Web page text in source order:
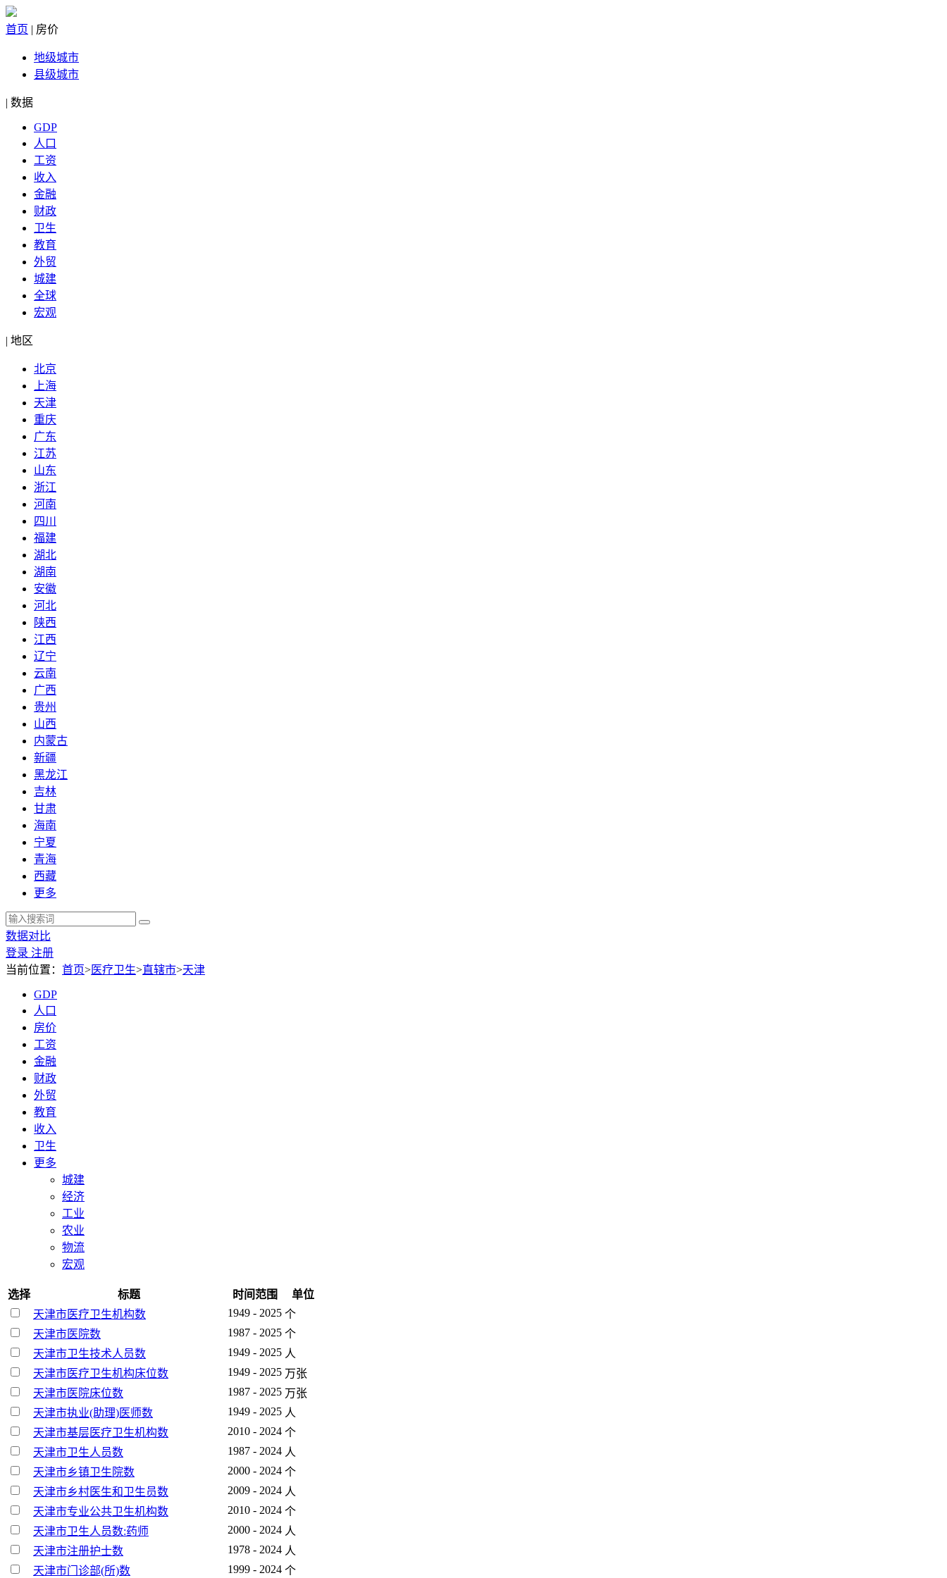
首页 | 房价
地级城市
县级城市
| 数据
GDP
人口
工资
收入
金融
财政
卫生
教育
外贸
城建
全球
宏观
| 地区
北京
上海
天津
重庆
广东
江苏
山东
浙江
河南
四川
福建
湖北
湖南
安徽
河北
陕西
江西
辽宁
云南
广西
贵州
山西
内蒙古
新疆
黑龙江
吉林
甘肃
海南
宁夏
青海
西藏
更多
数据对比
登录 注册
当前位置： 首页>医疗卫生>直辖市>天津
GDP
人口
房价
工资
金融
财政
外贸
教育
收入
卫生
更多
城建
经济
工业
农业
物流
宏观
选择 标题 时间范围
单位
天津市医疗卫生机构数
1949 - 2025 个
天津市医院数
1987 - 2025 个
天津市卫生技术人员数
1949 - 2025 人
天津市医疗卫生机构床位数
1949 - 2025 万张
天津市医院床位数
1987 - 2025 万张
天津市执业(助理)医师数
1949 - 2025 人
天津市基层医疗卫生机构数
2010 - 2024 个
天津市卫生人员数
1987 - 2024 人
天津市乡镇卫生院数
2000 - 2024 个
天津市乡村医生和卫生员数
2009 - 2024 人
天津市专业公共卫生机构数
2010 - 2024 个
天津市卫生人员数:药师
2000 - 2024 人
天津市注册护士数
1978 - 2024 人
天津市门诊部(所)数
1999 - 2024 个